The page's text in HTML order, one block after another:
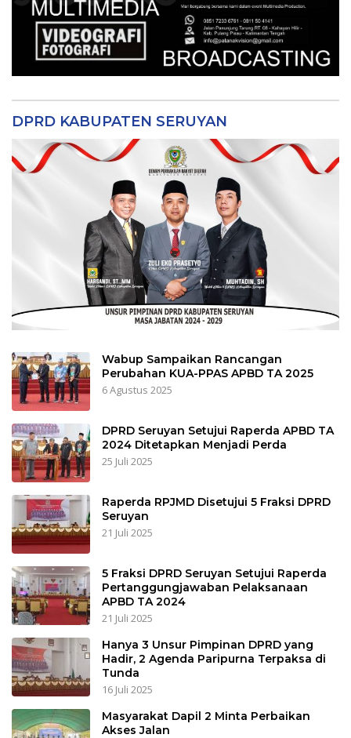
DPRD KABUPATEN SERUYAN
Wabup Sampaikan Rancangan
Perubahan KUA-PPAS APBD TA 2025
6 Agustus 2025
DPRD Seruyan Setujui Raperda APBD TA
2024 Ditetapkan Menjadi Perda
25 Juli 2025
Raperda RPJMD Disetujui 5 Fraksi DPRD
Seruyan
21 Juli 2025
5 Fraksi DPRD Seruyan Setujui Raperda
Pertanggungjawaban Pelaksanaan
APBD TA 2024
21 Juli 2025
Hanya 3 Unsur Pimpinan DPRD yang
Hadir, 2 Agenda Paripurna Terpaksa di
Tunda
16 Juli 2025
Masyarakat Dapil 2 Minta Perbaikan
Akses Jalan